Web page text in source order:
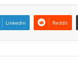
Linkedin Reddit